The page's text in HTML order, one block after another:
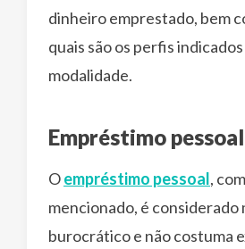
dinheiro emprestado, bem
quais são os perfis
modalidade.
Empréstimo pessoal
Oempréstimo pessoal,
mencionado, é considerado
burocrático e não costuma